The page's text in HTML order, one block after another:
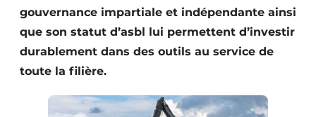
gouvernance impartiale et indépendante ainsi
que son statut d’asbl lui permettent d’investir
durablement dans des outils au service de
toute la filière.